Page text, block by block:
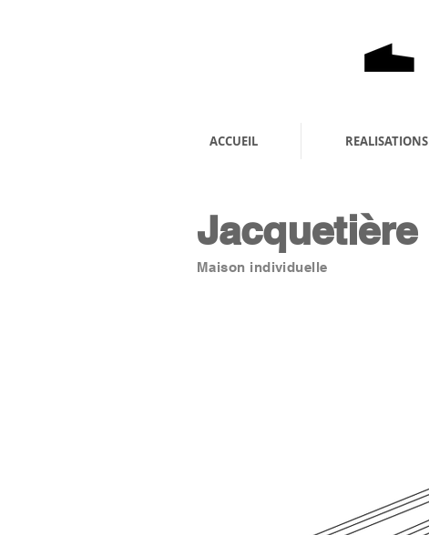
ACCUEIL REALISATIONS
Jacquetière
Maison individuelle